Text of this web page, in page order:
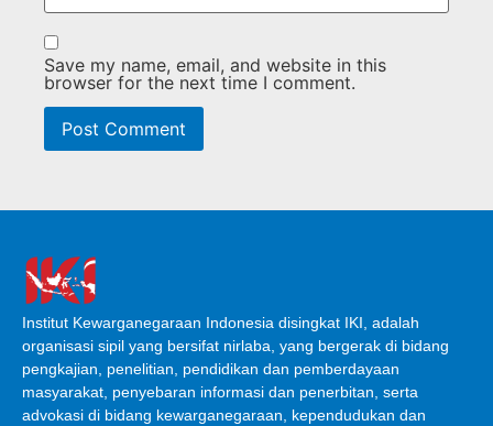
Save my name, email, and website in this
browser for the next time I comment.
Institut Kewarganegaraan Indonesia disingkat IKI, adalah
organisasi sipil yang bersifat nirlaba, yang bergerak di bidang
pengkajian, penelitian, pendidikan dan pemberdayaan
masyarakat, penyebaran informasi dan penerbitan, serta
advokasi di bidang kewarganegaraan, kependudukan dan